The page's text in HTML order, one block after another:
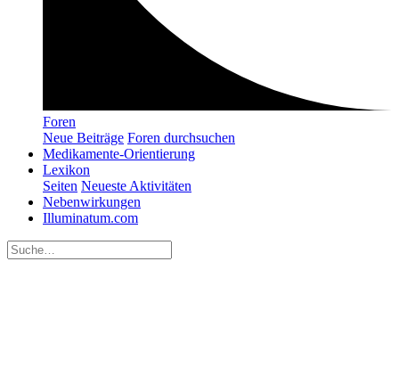
Foren
Neue Beiträge Foren durchsuchen
Medikamente-Orientierung
Lexikon
Seiten Neueste Aktivitäten
Nebenwirkungen
Illuminatum.com